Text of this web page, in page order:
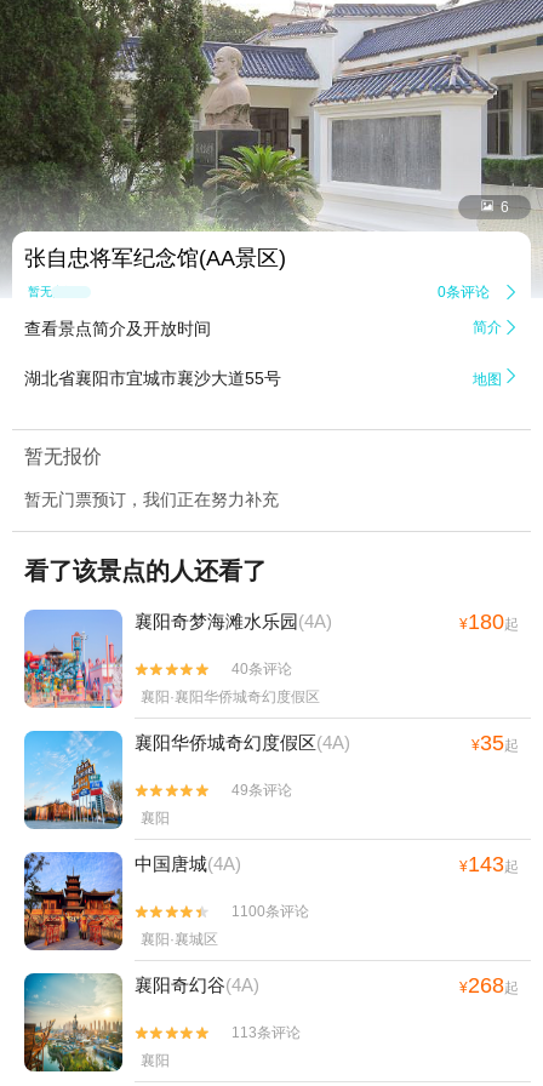
 6
张自忠将军纪念馆(AA景区)
暂无点评 0条评论 
查看景点简介及开放时间 简介 
湖北省襄阳市宜城市襄沙大道55号 地图 
暂无报价
暂无门票预订，我们正在努力补充
看了该景点的人还看了
襄阳奇梦海滩水乐园(4A) ¥180起


40条评论
襄阳·襄阳华侨城奇幻度假区
襄阳华侨城奇幻度假区(4A) ¥35起


49条评论
襄阳
中国唐城(4A) ¥143起


1100条评论
襄阳·襄城区
襄阳奇幻谷(4A) ¥268起


113条评论
襄阳
